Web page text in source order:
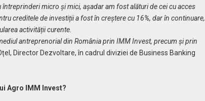
micro și mici, așadar am fost alături de cei cu acces
creditele de investiții a fost în creștere cu 16%, dar în continuare,
activității curente.
antreprenorial din România prin IMM Invest, precum și prin
Director Dezvoltare, în cadrul diviziei de Business Banking
Agro IMM Invest?